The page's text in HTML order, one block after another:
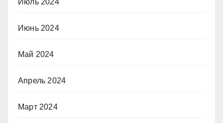
Июль 2024
Июнь 2024
Май 2024
Апрель 2024
Март 2024